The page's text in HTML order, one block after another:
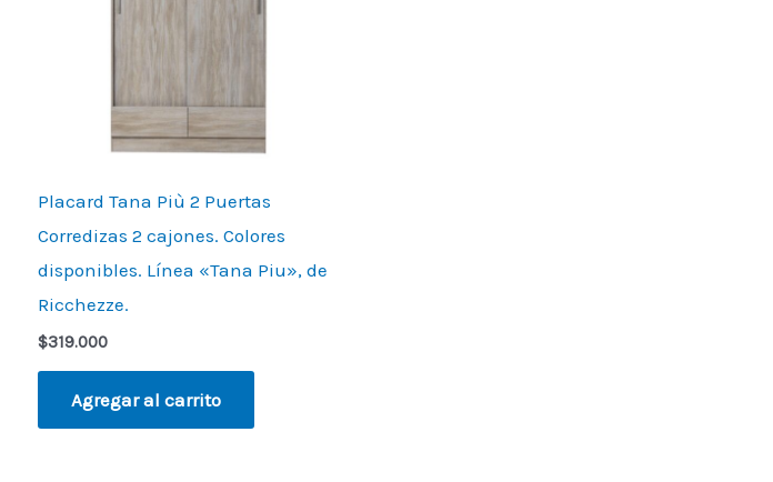
Placard Tana Più 2 Puertas
Corredizas 2 cajones. Colores
disponibles. Línea «Tana Piu», de
Ricchezze.
$319.000
Agregar al carrito